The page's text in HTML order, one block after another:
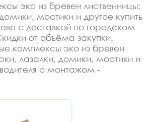
эко из бревен лиственницы:
мостики и другое купить
с доставкой по городском
от объёма закупки.
комплексы эко из бревен
лазалки, домики, мостики и
с монтажом -